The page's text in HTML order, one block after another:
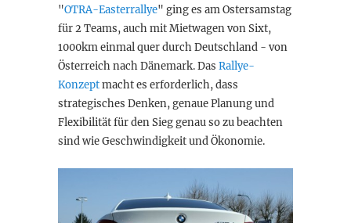
"OTRA-Easterrallye" ging es am Ostersamstag
für 2 Teams, auch mit Mietwagen von Sixt,
1000km einmal quer durch Deutschland - von
Österreich nach Dänemark. Das Rallye-
Konzeptmacht es erforderlich, dass
strategisches Denken, genaue Planung und
Flexibilität für den Sieg genau so zu beachten
sind wie Geschwindigkeit und Ökonomie.